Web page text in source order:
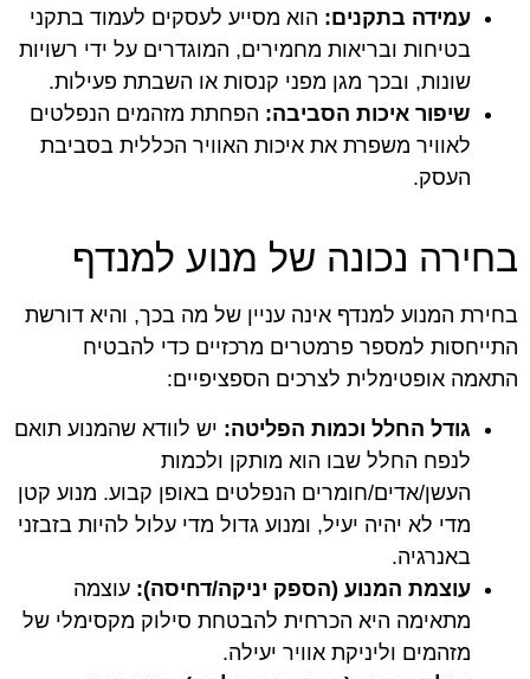
עמידה בתקנים: הוא מסייע לעסקים לעמוד בתקני
בטיחות ובריאות מחמירים, המוגדרים על ידי רשויות
שונות, ובכך מגן מפני קנסות או השבתת פעילות.
שיפור איכות הסביבה: הפחתת מזהמים הנפלטים
לאוויר משפרת את איכות האוויר הכללית בסביבת
העסק.
בחירה נכונה של מנוע למנדף
בחירת המנוע למנדף אינה עניין של מה בכך, והיא דורשת
התייחסות למספר פרמטרים מרכזיים כדי להבטיח
התאמה אופטימלית לצרכים הספציפיים:
גודל החלל וכמות הפליטה: יש לוודא שהמנוע תואם
לנפח החלל שבו הוא מותקן ולכמות
העשן/אדים/חומרים הנפלטים באופן קבוע. מנוע קטן
מדי לא יהיה יעיל, ומנוע גדול מדי עלול להיות בזבזני
באנרגיה.
עוצמת המנוע (הספק יניקה/דחיסה): עוצמה
מתאימה היא הכרחית להבטחת סילוק מקסימלי של
מזהמים וליניקת אוויר יעילה.